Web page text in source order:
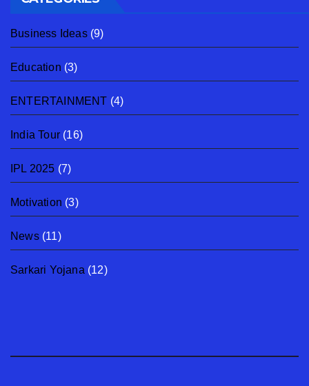
Business Ideas(9)
Education (3)
ENTERTAINMENT (4)
India Tour (16)
IPL 2025 (7)
Motivation (3)
News(11)
Sarkari Yojana (12)